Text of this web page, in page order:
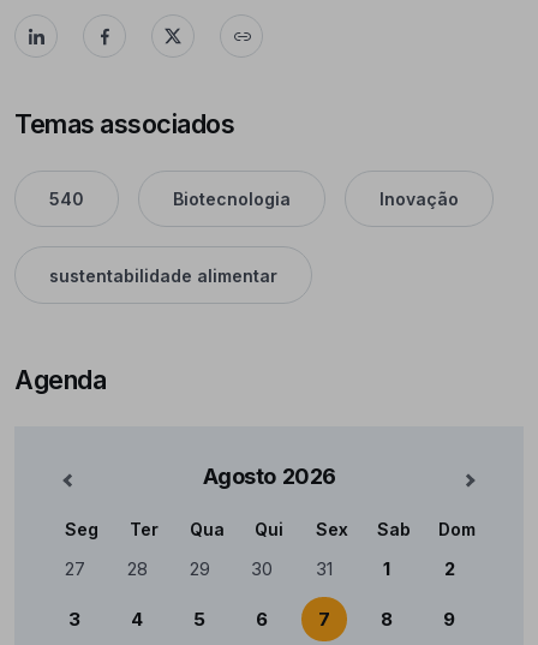
Temas associados
540 Biotecnologia Inovação
sustentabilidade alimentar
Agenda
Agosto 2026 Mês
Calendário
Seg Ter Qua Qui Sex Sab Dom
27 28 29 30 31 1 2
3 4 5 6 7 8 9